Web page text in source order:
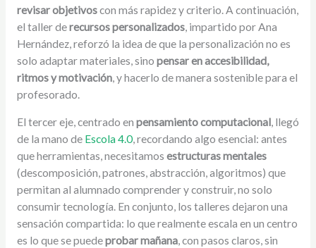
revisar objetivoscon más rapidez y criterio. A continuación,
el taller derecursos personalizados, impartido porAna
Hernández, reforzó la idea de que la personalización no es
solo adaptar materiales, sino pensar en accesibilidad,
ritmos y motivación, y hacerlo de manera sostenible para el
profesorado.
El tercer eje, centrado en pensamiento computacional, llegó
de la mano de Escola 4.0, recordando algo esencial: antes
que herramientas, necesitamos estructuras mentales
(descomposición, patrones, abstracción, algoritmos) que
permitan al alumnado comprender y construir, no solo
consumir tecnología. En conjunto, los talleres dejaron una
sensación compartida: lo que realmente escala en un centro
es lo que se puedeprobar mañana, con pasos claros, sin